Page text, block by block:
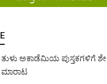
ತುಳು ಅಕಾಡೆಮಿಯ ಪುಸ್ತಕಗಳಿಗೆ
ಮಾರಾಟ